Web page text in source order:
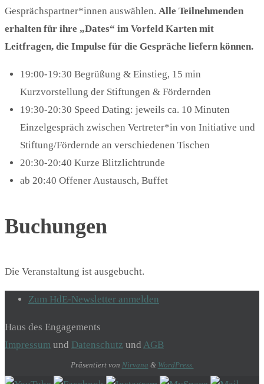
Gesprächspartner*innen auswählen. Alle Teilnehmenden
erhalten für ihre „Dates“ im Vorfeld Karten mit
Leitfragen, die Impulse für die Gespräche liefern können.
19:00-19:30 Begrüßung & Einstieg, 15 min
Kurzvorstellung der Stiftungen & Fördernden
19:30-20:30 Speed Dating: jeweils ca. 10 Minuten
Einzelgespräch zwischen Vertreter*in von Initiative und
Stiftung/Fördernde an verschiedenen Tischen
20:30-20:40 Kurze Blitzlichtrunde
ab 20:40 Offener Austausch, Buffet
Buchungen
Die Veranstaltung ist ausgebucht.
Zum HdE-Newsletter anmelden
Haus des Engagements
Impressum und Datenschutz und AGB
Präsentiert von Nirvana & WordPress.